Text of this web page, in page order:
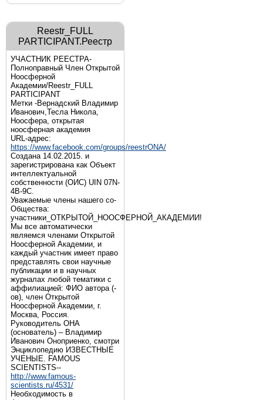
Reestr_FULL
PARTICIPANT.Реестр
УЧАСТНИК РЕЕСТРА-
Полноправный Член Открытой
Ноосферной
Академии/Reestr_FULL
PARTICIPANT
Метки -Вернадский Владимир
Иванович,Тесла Никола,
Ноосфера, открытая
ноосферная академия
URL-адрес:
https://www.facebook.com/groups/reestrONA/
Создана 14.02.2015. и
зарегистрирована как Объект
интеллектуальной
собственности (ОИС) UIN 07N-
4B-9C.
Уважаемые члены нашего со-
Общества:
участники_ОТКРЫТОЙ_НООСФЕРНОЙ_АКАДЕМИИ!
Мы все автоматически
являемся членами Открытой
Ноосферной Академии, и
каждый участник имеет право
представлять свои научные
публикации и в научных
журналах любой тематики с
аффилиацией: ФИО автора (-
ов), член Открытой
Ноосферной Академии, г.
Москва, Россия.
Руководитель ОНА
(основатель) – Владимир
Иванович Оноприенко, смотри
Энциклопедию ИЗВЕСТНЫЕ
УЧЕНЫЕ. FAMOUS
SCIENTISTS--
http://www.famous-
scientists.ru/4531/
Необходимость в